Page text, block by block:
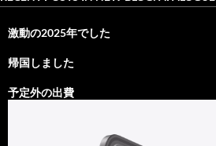
激動の2025年でした
帰国しました
予定外の出費